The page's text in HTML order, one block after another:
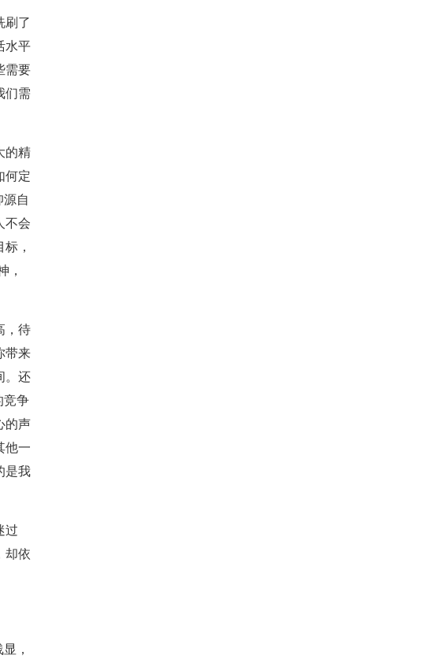
刷了
水平
需要
们需
的精
何定
源自
不会
，
，
，待
带来
。还
竞争
的声
他一
是我
过
却依
，